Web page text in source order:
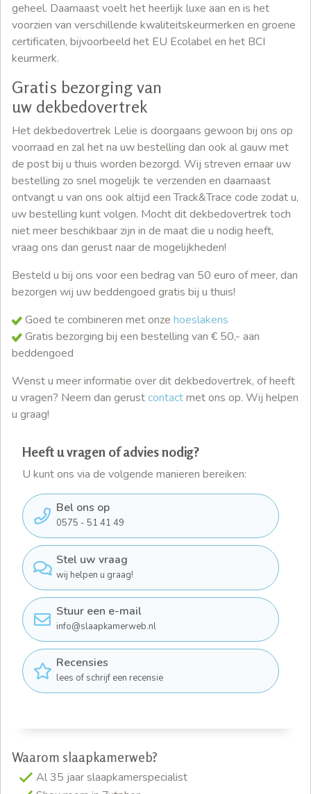
geheel. Daarnaast voelt het heerlijk luxe aan en is het
voorzien van verschillende kwaliteitskeurmerken en groene
certificaten, bijvoorbeeld het EU Ecolabel en het BCI
keurmerk.
Gratis bezorging van
uw dekbedovertrek
Het dekbedovertrek Lelie is doorgaans gewoon bij ons op
voorraad en zal het na uw bestelling dan ook al gauw met
de post bij u thuis worden bezorgd. Wij streven ernaar uw
bestelling zo snel mogelijk te verzenden en daarnaast
ontvangt u van ons ook altijd een Track&Trace code zodat u,
uw bestelling kunt volgen. Mocht dit dekbedovertrek toch
niet meer beschikbaar zijn in de maat die u nodig heeft,
vraag ons dan gerust naar de mogelijkheden!
Besteld u bij ons voor een bedrag van 50 euro of meer, dan
bezorgen wij uw beddengoed gratis bij u thuis!
Goed te combineren met onze hoeslakens
Gratis bezorging bij een bestelling van € 50,- aan
beddengoed
Wenst u meer informatie over dit dekbedovertrek, of heeft
u vragen? Neem dan gerustcontactmet ons op. Wij helpen
u graag!
Heeft u vragen of advies nodig?
U kunt ons via de volgende manieren bereiken:
Bel ons op
0575 - 51 41 49
Stel uw vraag
wij helpen u graag!
Stuur een e-mail
info@slaapkamerweb.nl
Recensies
lees of schrijf een recensie
Waarom slaapkamerweb?
Al 35 jaar slaapkamerspecialist